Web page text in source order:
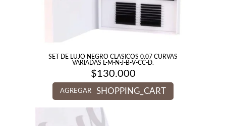
SET DE LUJO NEGRO CLASICOS 0.07 CURVAS
VARIADAS L-M-N-J-B-V-CC-D.
$130.000
AGREGAR SHOPPING_CART